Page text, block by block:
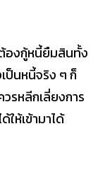
ต้องกู้หนี้ยืมสินทั้ง
ป็นหนี้จริง ๆ ก็
รหลีกเลี่ยงการ
ห้เข้ามาได้